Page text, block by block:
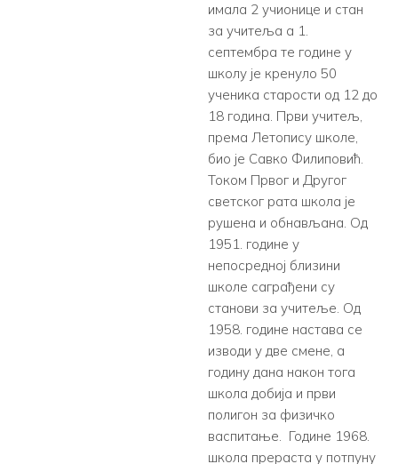
имала 2 учионице и стан
за учитеља а 1.
септембра те године у
школу је кренуло 50
ученика старости од 12 до
18 година. Први учитељ,
према Летопису школе,
био је Савко Филиповић.
Током Првог и Другог
светског рата школа је
рушена и обнављана. Од
1951. године у
непосредној близини
школе саграђени су
станови за учитеље. Од
1958. године настава се
изводи у две смене, а
годину дана након тога
школа добија и први
полигон за физичко
васпитање. Године 1968.
школа прераста у потпуну